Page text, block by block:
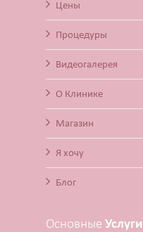
Цены
Процедуры
Видеогалерея
О Клинике
Магазин
Я хочу
Блог
Основные Услуги